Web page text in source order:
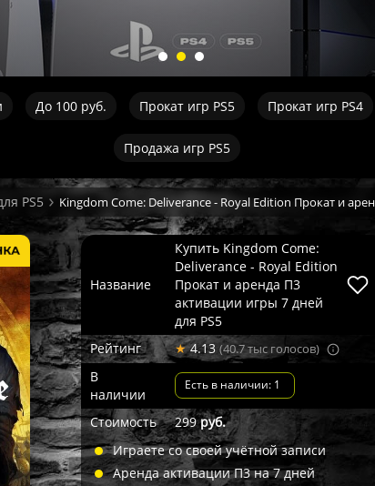
До 100 руб. Прокат игр PS5 Прокат игр PS4
Продажа игр PS5
PS5
Название
Купить Kingdom Come:
Deliverance - Royal Edition
Прокат и аренда П3
активации игры 7 дней
для PS5
Рейтинг
★4.13(40.7 тыс голосов)
В
наличии
Есть в наличии: 1
Стоимость 299руб.
Играете со своей учётной записи
Аренда активации П3 на 7 дней